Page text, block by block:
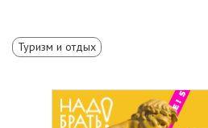
Туризм и отдых